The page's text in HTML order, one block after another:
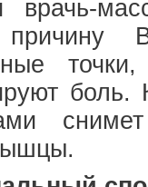
врачь-
боль.